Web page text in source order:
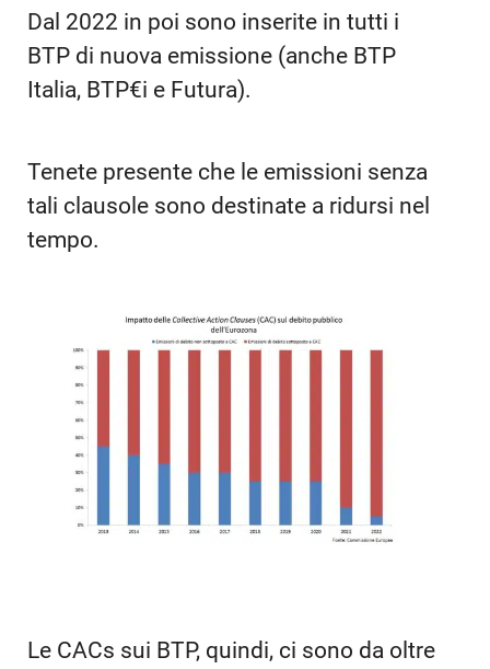
Dal 2022 in poi sono inserite in tutti i
BTP di nuova emissione (anche BTP
Italia, BTP€i e Futura).
Tenete presente che le emissioni senza
tali clausole sono destinate a ridursi nel
tempo.
Le CACs sui BTP, quindi, ci sono da oltre